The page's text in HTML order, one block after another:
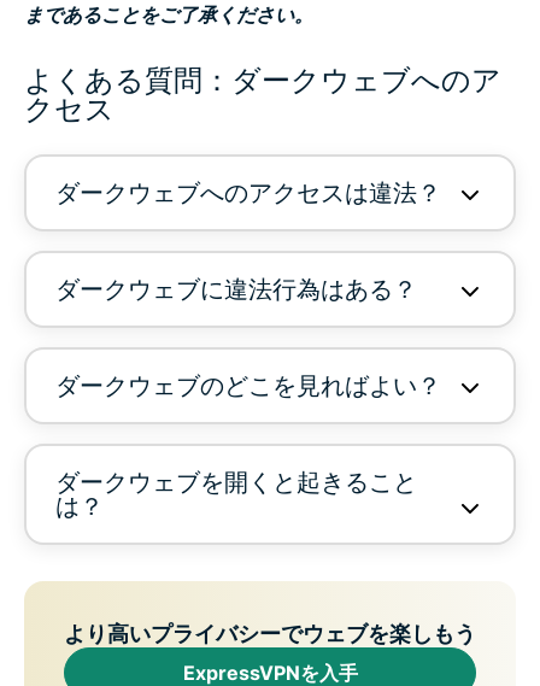
まであることをご了承ください。
よくある質問：ダークウェブへのア
クセス
ダークウェブへのアクセスは違法？
ダークウェブに違法行為はある？
ダークウェブのどこを見ればよい？
ダークウェブを開くと起きること
は？
より高いプライバシーでウェブを楽しもう
ExpressVPNを入手